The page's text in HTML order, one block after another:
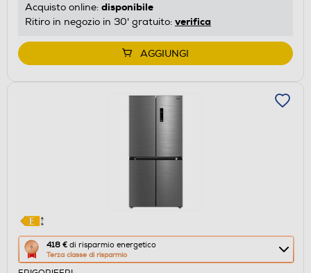
energetico
Youreko.
Acquisto online: disponibile
Ritiro in negozio in 30' gratuito: verifica
AGGIUNGI
418 € di risparmio energetico
Terza classe di risparmio
Questa
azione